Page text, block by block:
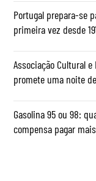
Portugal prepara-se
primeira vez desde
Associação Cultural
promete uma noite
Gasolina 95 ou 98:
compensa pagar